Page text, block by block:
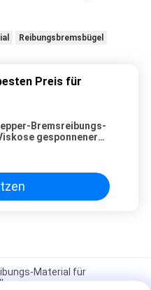
Reibungsbremsbügel
Preis für
Bremsreibungs-
gesponnener
Material für